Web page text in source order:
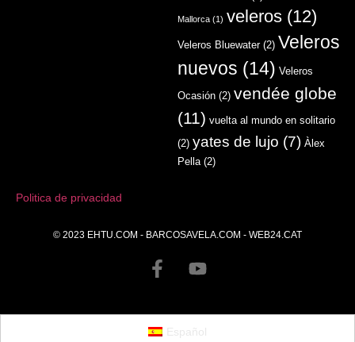
Mallorca (1) veleros (12)
Veleros Bluewater(2) Veleros
nuevos (14) Veleros
Ocasión (2) vendée globe
(11) vuelta al mundo en solitario
(2) yates de lujo (7) Àlex
Pella(2)
Politica de privacidad
© 2023 EHTU.COM - BARCOSAVELA.COM - WEB24.CAT